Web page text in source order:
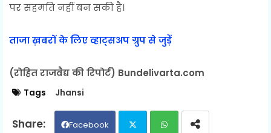
पर सहमति नहीं बन सकी है।
ताजा ख़बरों के लिए व्हाट्सअप ग्रुप से जुड़ें
(रोहित राजवैद्य की रिपोर्ट) Bundelivarta.com
Tags Jhansi
Facebook